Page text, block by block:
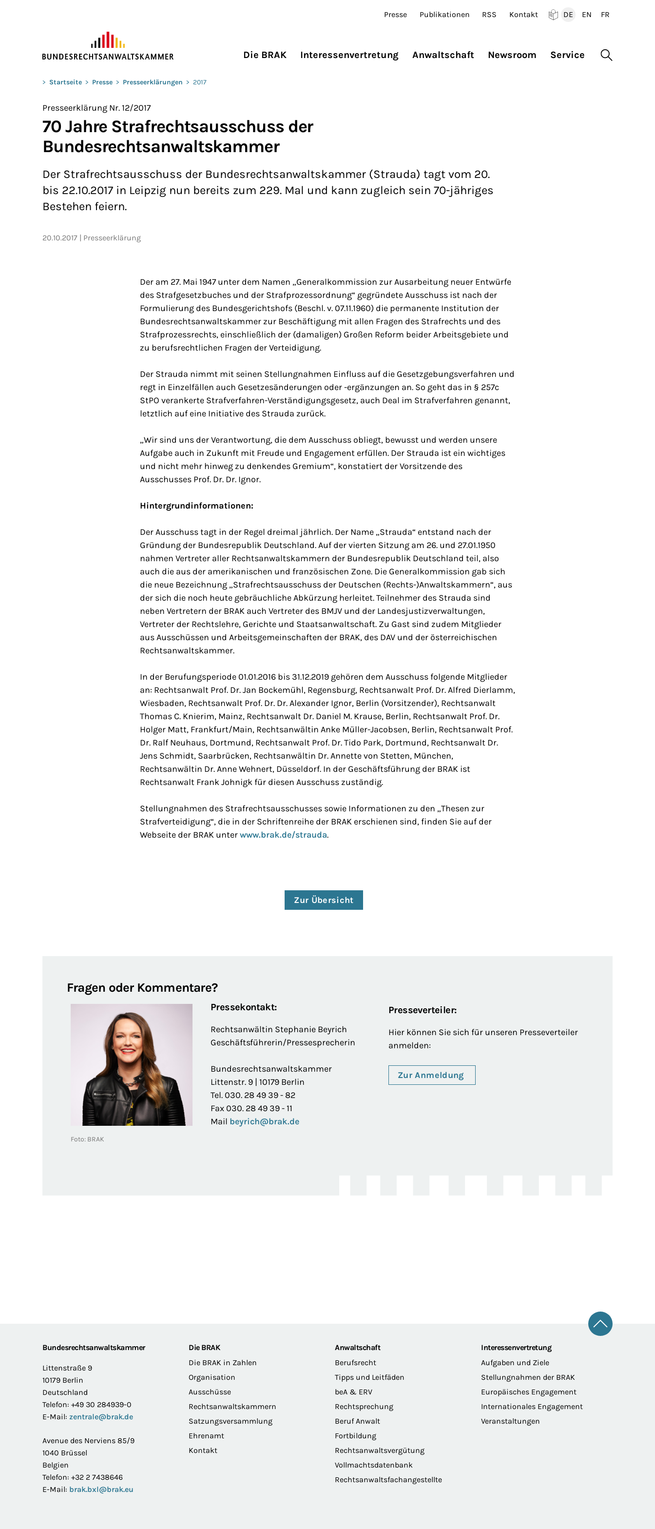
Presse Publikationen RSS Kontakt
DE
EN
FR
Die BRAK Interessenvertretung Anwaltschaft Newsroom Service Suche
Sie befinden sich hier:
> Startseite > Presse > Presseerklärungen > 2017
Presseerklärung Nr. 12/2017
70 Jahre Strafrechtsausschuss der
Bundesrechtsanwaltskammer
Der Strafrechtsausschuss der Bundesrechtsanwaltskammer (Strauda) tagt vom 20.
bis 22.10.2017 in Leipzig nun bereits zum 229. Mal und kann zugleich sein 70-jähriges
Bestehen feiern.
20.10.2017 Presseerklärung
Der am 27. Mai 1947 unter dem Namen „Generalkommission zur Ausarbeitung neuer Entwürfe
des Strafgesetzbuches und der Strafprozessordnung“ gegründete Ausschuss ist nach der
Formulierung des Bundesgerichtshofs (Beschl. v. 07.11.1960) die permanente Institution der
Bundesrechtsanwaltskammer zur Beschäftigung mit allen Fragen des Strafrechts und des
Strafprozessrechts, einschließlich der (damaligen) Großen Reform beider Arbeitsgebiete und
zu berufsrechtlichen Fragen der Verteidigung.
Der Strauda nimmt mit seinen Stellungnahmen Einfluss auf die Gesetzgebungsverfahren und
regt in Einzelfällen auch Gesetzesänderungen oder -ergänzungen an. So geht das in § 257c
StPO verankerte Strafverfahren-Verständigungsgesetz, auch Deal im Strafverfahren genannt,
letztlich auf eine Initiative des Strauda zurück.
„Wir sind uns der Verantwortung, die dem Ausschuss obliegt, bewusst und werden unsere
Aufgabe auch in Zukunft mit Freude und Engagement erfüllen. Der Strauda ist ein wichtiges
und nicht mehr hinweg zu denkendes Gremium“, konstatiert der Vorsitzende des
Ausschusses Prof. Dr. Dr. Ignor.
Hintergrundinformationen:
Der Ausschuss tagt in der Regel dreimal jährlich. Der Name „Strauda“ entstand nach der
Gründung der Bundesrepublik Deutschland. Auf der vierten Sitzung am 26. und 27.01.1950
nahmen Vertreter aller Rechtsanwaltskammern der Bundesrepublik Deutschland teil, also
auch die aus der amerikanischen und französischen Zone. Die Generalkommission gab sich
die neue Bezeichnung „Strafrechtsausschuss der Deutschen (Rechts-)Anwaltskammern“, aus
der sich die noch heute gebräuchliche Abkürzung herleitet. Teilnehmer des Strauda sind
neben Vertretern der BRAK auch Vertreter des BMJV und der Landesjustizverwaltungen,
Vertreter der Rechtslehre, Gerichte und Staatsanwaltschaft. Zu Gast sind zudem Mitglieder
aus Ausschüssen und Arbeitsgemeinschaften der BRAK, des DAV und der österreichischen
Rechtsanwaltskammer.
In der Berufungsperiode 01.01.2016 bis 31.12.2019 gehören dem Ausschuss folgende Mitglieder
an: Rechtsanwalt Prof. Dr. Jan Bockemühl, Regensburg, Rechtsanwalt Prof. Dr. Alfred Dierlamm,
Wiesbaden, Rechtsanwalt Prof. Dr. Dr. Alexander Ignor, Berlin (Vorsitzender), Rechtsanwalt
Thomas C. Knierim, Mainz, Rechtsanwalt Dr. Daniel M. Krause, Berlin, Rechtsanwalt Prof. Dr.
Holger Matt, Frankfurt/Main, Rechtsanwältin Anke Müller-Jacobsen, Berlin, Rechtsanwalt Prof.
Dr. Ralf Neuhaus, Dortmund, Rechtsanwalt Prof. Dr. Tido Park, Dortmund, Rechtsanwalt Dr.
Jens Schmidt, Saarbrücken, Rechtsanwältin Dr. Annette von Stetten, München,
Rechtsanwältin Dr. Anne Wehnert, Düsseldorf. In der Geschäftsführung der BRAK ist
Rechtsanwalt Frank Johnigk für diesen Ausschuss zuständig.
Stellungnahmen des Strafrechtsausschusses sowie Informationen zu den „Thesen zur
Strafverteidigung“, die in der Schriftenreihe der BRAK erschienen sind, finden Sie auf der
Webseite der BRAK unterwww.brak.de/strauda.
Zur Übersicht
Fragen oder Kommentare?
Foto: BRAK
Pressekontakt:
Rechtsanwältin Stephanie Beyrich
Geschäftsführerin/Pressesprecherin
Bundesrechtsanwaltskammer
Littenstr. 9 | 10179 Berlin
Tel. 030. 28 49 39 - 82
Fax 030. 28 49 39 - 11
Mail beyrich@brak.de
Presseverteiler:
Hier können Sie sich für unseren Presseverteiler
anmelden:
Zur Anmeldung
Footer
Zum
Bundesrechtsanwaltskammer
Littenstraße 9
10179 Berlin
Deutschland
Telefon: +49 30 284939-0
E-Mail: zentrale@brak.de
Avenue des Nerviens 85/9
1040 Brüssel
Belgien
Telefon: +32 2 7438646
E-Mail: brak.bxl@brak.eu
Die BRAK
Die BRAK in Zahlen
Organisation
Ausschüsse
Rechtsanwaltskammern
Satzungsversammlung
Ehrenamt
Kontakt
Anwaltschaft
Berufsrecht
Tipps und Leitfäden
beA & ERV
Rechtsprechung
Beruf Anwalt
Fortbildung
Rechtsanwaltsvergütung
Vollmachtsdatenbank
Rechtsanwaltsfachangestellte
Interessenvertretung
Aufgaben und Ziele
Stellungnahmen der BRAK
Europäisches Engagement
Internationales Engagement
Veranstaltungen